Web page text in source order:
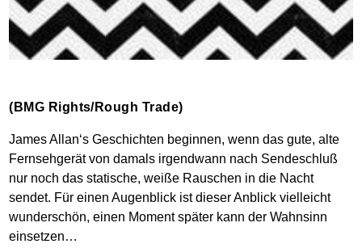
(BMG Rights/Rough Trade)
James Allan‘s Geschichten beginnen, wenn das gute, alte
Fernsehgerät von damals irgendwann nach Sendeschluß
nur noch das statische, weiße Rauschen in die Nacht
sendet. Für einen Augenblick ist dieser Anblick vielleicht
wunderschön, einen Moment später kann der Wahnsinn
einsetzen…